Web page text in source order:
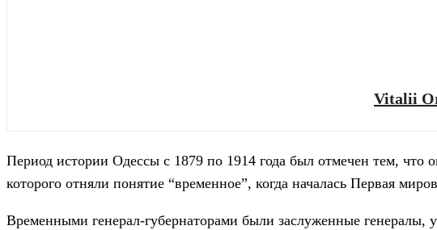
Vitalii
Период истории Одессы с 1879 по 1914 года был отмечен тем, что
которого отняли понятие “временное”, когда началась Первая
Временными генерал-губернаторами были заслуженные генералы,